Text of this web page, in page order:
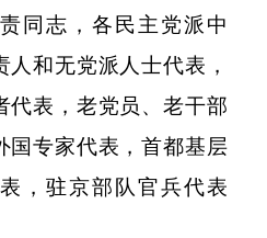
同志，各民主党派中
和无党派人士代表，
代表，老党员、老干部
国专家代表，首都基层
，驻京部队官兵代表